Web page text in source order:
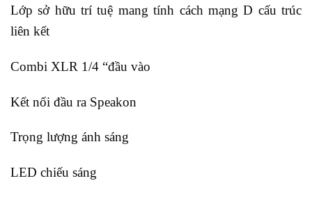
Lớp sở hữu trí tuệ mang tính cách mạng D cấu trúc
liên kết
Combi XLR 1/4 “đầu vào
Kết nối đầu ra Speakon
Trọng lượng ánh sáng
LED chiếu sáng